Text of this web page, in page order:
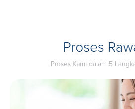
Pendakap Gigi Besi: Pilihan
memerlukan rawatan klinik yang
Proses
Proses Kami dalam 5